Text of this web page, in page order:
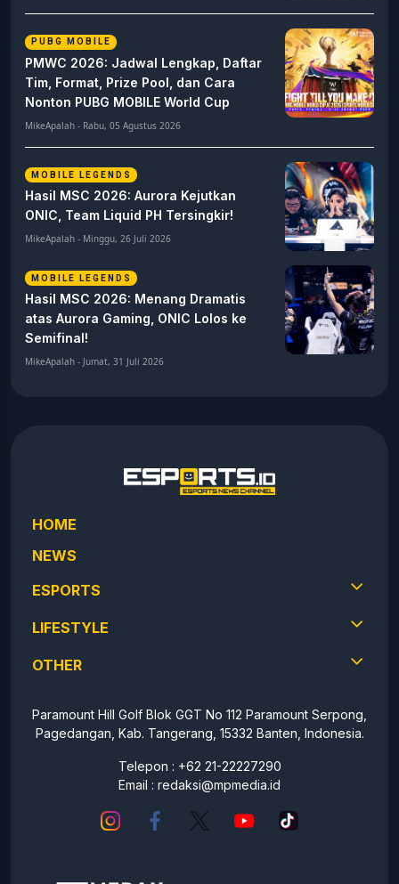
PUBG MOBILE
PMWC 2026: Jadwal Lengkap, Daftar
Tim, Format, Prize Pool, dan Cara
Nonton PUBG MOBILE World Cup
MikeApalah - Rabu, 05 Agustus 2026
MOBILE LEGENDS
Hasil MSC 2026: Aurora Kejutkan
ONIC, Team Liquid PH Tersingkir!
MikeApalah - Minggu, 26 Juli 2026
MOBILE LEGENDS
Hasil MSC 2026: Menang Dramatis
atas Aurora Gaming, ONIC Lolos ke
Semifinal!
MikeApalah - Jumat, 31 Juli 2026
HOME
NEWS
ESPORTS
LIFESTYLE
OTHER
Paramount Hill Golf Blok GGT No 112 Paramount Serpong,
Pagedangan, Kab. Tangerang, 15332 Banten, Indonesia.
Telepon : +62 21-22227290
Email : redaksi@mpmedia.id